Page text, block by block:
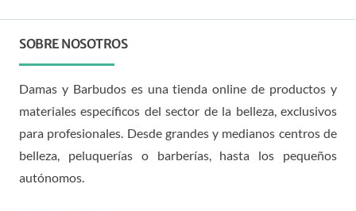
SOBRE NOSOTROS
Damas y Barbudos es una tienda online de productos y
materiales específicos del sector de la belleza, exclusivos
para profesionales. Desde grandes y medianos centros de
belleza, peluquerías o barberías, hasta los pequeños
autónomos.